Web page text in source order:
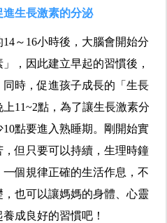
進生長激素的分泌
～16小時後，大腦會開始分
，因此建立早起的習慣後，
時，促進孩子成長的「生長
11~2點，為了讓生長激素分
點要進入熟睡期。剛開始實
但只要可以持續，生理時鐘
個規律正確的生活作息，不
也可以讓媽媽的身體、心靈
成良好的習慣吧！